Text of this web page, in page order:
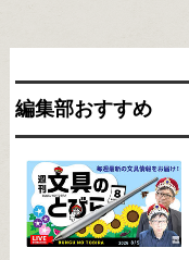
編集部おすすめ